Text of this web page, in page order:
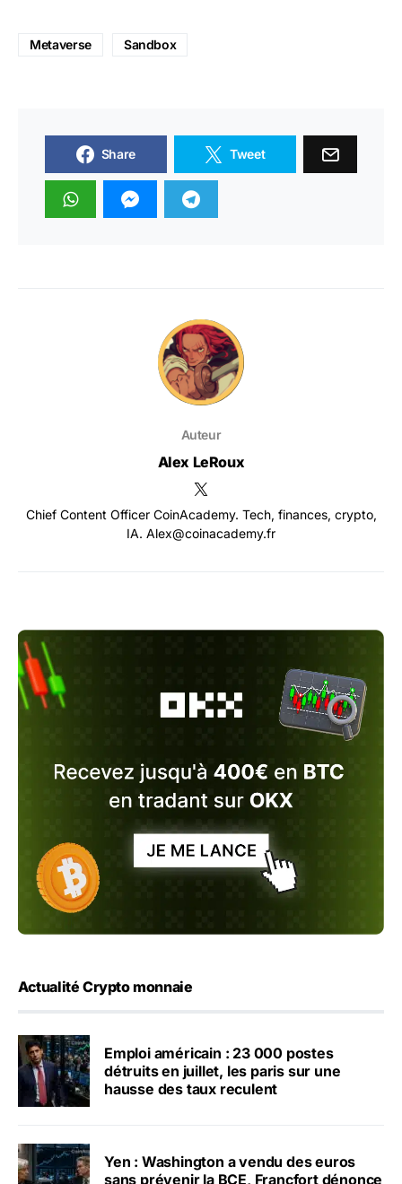
Metaverse Sandbox
Share Tweet
Auteur
Alex LeRoux
Chief Content Officer CoinAcademy. Tech, finances, crypto,
IA. Alex@coinacademy.fr
Actualité Crypto monnaie
Emploi américain : 23 000 postes
détruits en juillet, les paris sur une
hausse des taux reculent
Yen : Washington a vendu des euros
sans prévenir la BCE, Francfort dénonce